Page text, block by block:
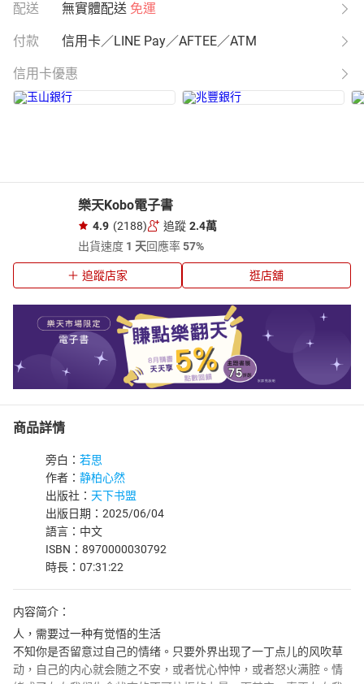
配送 無實體配送 免運
付款 信用卡／LINE Pay／AFTEE／ATM
信用卡優惠
樂天Kobo電子書
4.9 (2188) 追蹤 2.4萬
出貨速度 1 天回應率57%
追蹤店家 逛店舖
商品詳情
旁白： 若思
作者： 静柏心然
出版社： 天下书盟
出版日期：2025/06/04
語言：中文
ISBN：8970000030792
時長：07:31:22
内容简介：
人，需要过一种有觉悟的生活
不知你是否留意过自己的情绪。只要外界出现了一丁点儿的风吹草
动，自己的内心就会随之不安，或者忧心忡忡，或者怒火满腔。情